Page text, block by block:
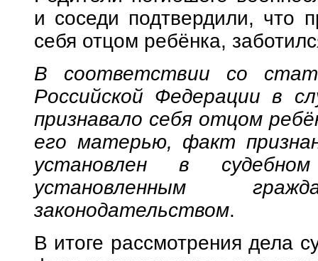
и соседи подтвердили, что
себя отцом ребёнка,
В соответствии со
Российской Федерации в
признавало себя отцом
его матерью, факт
установлен в
установленным
законодательством.
В итоге рассмотрения дела